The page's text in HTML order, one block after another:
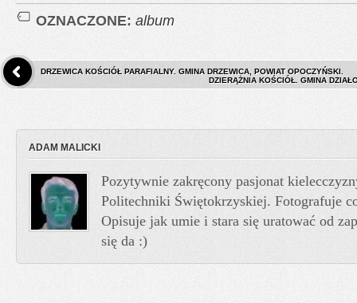
OZNACZONE: album
DRZEWICA KOŚCIÓŁ PARAFIALNY. GMINA DRZEWICA, POWIAT OPOCZYŃSKI.
DZIERĄŻNIA KOŚCIÓŁ. GMINA
ADAM MALICKI
Pozytywnie zakręcony pasjonat
Politechniki Świętokrzyskiej. Fotografuje
Opisuje jak umie i stara się uratować od
się da :)